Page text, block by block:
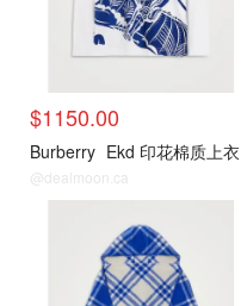
$1150.00
Burberry Ekd 印花棉质上衣
@dealmoon.ca